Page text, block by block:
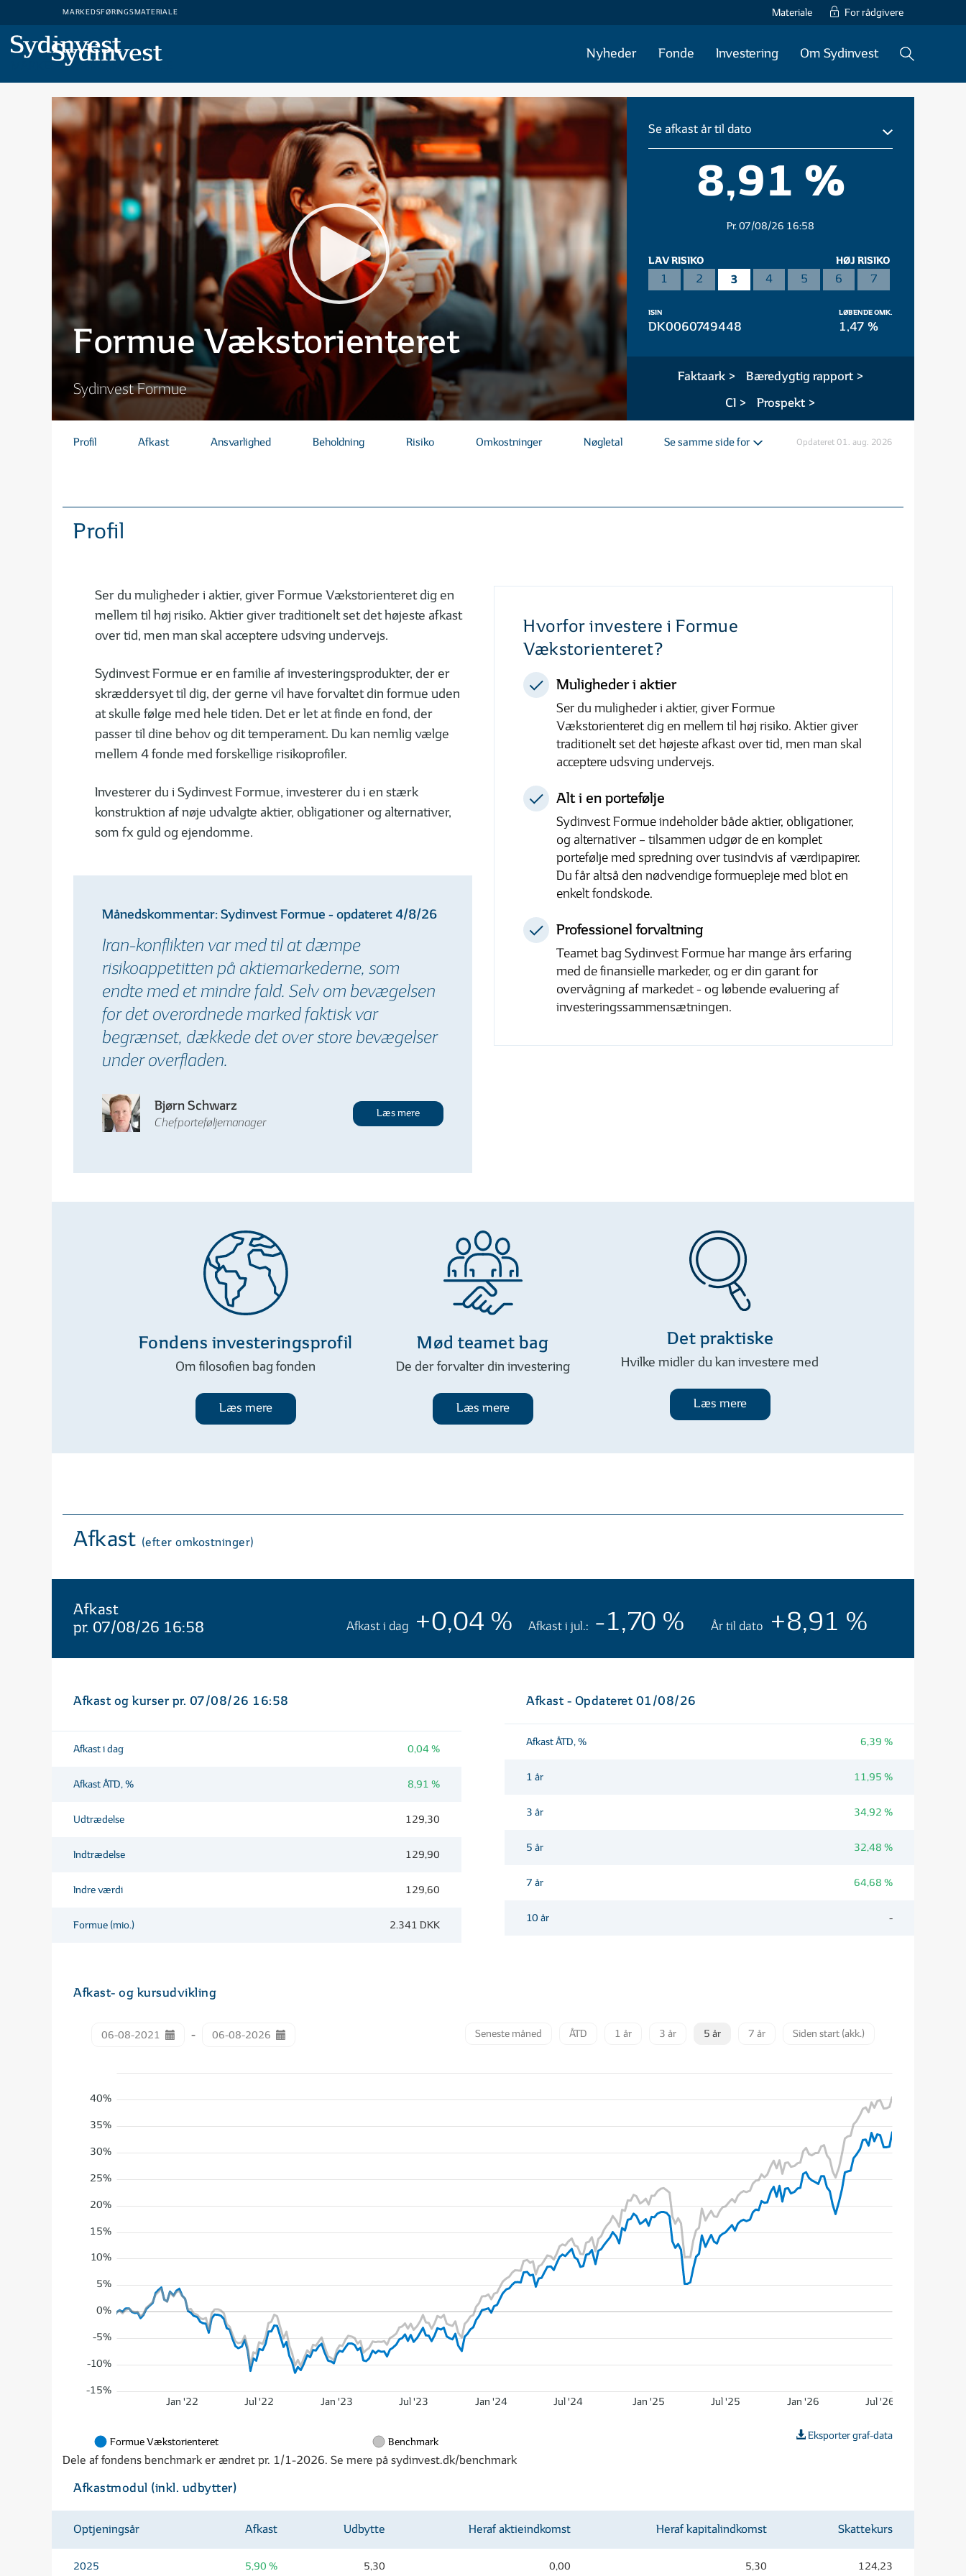
MARKEDSFØRINGSMATERIALE Materiale For rådgivere
MARKEDSFØRINGSMATERIALE
Nyheder Fonde Investering Om Sydinvest
Formue Vækstorienteret
Sydinvest Formue
Se afkast år til dato
8,91 %
Pr. 07/08/26 16:58
LAV RISIKO HØJ RISIKO
1 2 3 4 5 6 7
ISIN
DK0060749448
LØBENDE OMK.
1,47 %
Faktaark >
Bæredygtig rapport >
CI >
Prospekt >
Profil Afkast Ansvarlighed Beholdning Risiko Omkostninger Nøgletal Se samme side for Opdateret 01. aug. 2026
Profil
Ser du muligheder i aktier, giver Formue Vækstorienteret dig en
mellem til høj risiko. Aktier giver traditionelt set det højeste afkast
over tid, men man skal acceptere udsving undervejs.
Sydinvest Formue er en familie af investeringsprodukter, der er
skræddersyet til dig, der gerne vil have forvaltet din formue uden
at skulle følge med hele tiden. Det er let at finde en fond, der
passer til dine behov og dit temperament. Du kan nemlig vælge
mellem 4 fonde med forskellige risikoprofiler.
Investerer du i Sydinvest Formue, investerer du i en stærk
konstruktion af nøje udvalgte aktier, obligationer og alternativer,
som fx guld og ejendomme.
Månedskommentar: Sydinvest Formue - opdateret 4/8/26
Iran-konflikten var med til at dæmpe
risikoappetitten på aktiemarkederne, som
endte med et mindre fald. Selv om bevægelsen
for det overordnede marked faktisk var
begrænset, dækkede det over store bevægelser
under overfladen.
Bjørn Schwarz
Chefporteføljemanager
Læs mere
Hvorfor investere i Formue
Vækstorienteret?
Muligheder i aktier
Ser du muligheder i aktier, giver Formue
Vækstorienteret dig en mellem til høj risiko. Aktier giver
traditionelt set det højeste afkast over tid, men man skal
acceptere udsving undervejs.
Alt i en portefølje
Sydinvest Formue indeholder både aktier, obligationer,
og alternativer – tilsammen udgør de en komplet
portefølje med spredning over tusindvis af værdipapirer.
Du får altså den nødvendige formuepleje med blot en
enkelt fondskode.
Professionel forvaltning
Teamet bag Sydinvest Formue har mange års erfaring
med de finansielle markeder, og er din garant for
overvågning af markedet - og løbende evaluering af
investeringssammensætningen.
Fondens investeringsprofil
Om filosofien bag fonden
Læs mere
Mød teamet bag
De der forvalter din investering
Læs mere
Det praktiske
Hvilke midler du kan investere med
Læs mere
Afkast (efter omkostninger)
Afkast
pr. 07/08/26 16:58
Afkast i dag +0,04 % Afkast i jul.: -1,70 % År til dato +8,91 %
Afkast og kurser pr. 07/08/26 16:58
Afkast i dag 0,04 %
Afkast ÅTD, % 8,91 %
Udtrædelse 129,30
Indtrædelse 129,90
Indre værdi 129,60
Formue (mio.) 2.341 DKK
Afkast - Opdateret 01/08/26
Afkast ÅTD, % 6,39 %
1 år 11,95 %
3 år 34,92 %
5 år 32,48 %
7 år 64,68 %
10 år -
Afkast- og kursudvikling
-
Jan '22 Jul '22 Jan '23 Jul '23 Jan '24 Jul '24 Jan '25 Jul '25 Jan '26 Jul '26
-15%
-10%
-5%
0%
5%
10%
15%
20%
25%
30%
35%
40%
Formue Vækstorienteret Benchmark
Eksporter graf-data
Dele af fondens benchmark er ændret pr. 1/1-2026. Se mere på sydinvest.dk/benchmark
Afkastmodul (inkl. udbytter)
Optjeningsår Afkast Udbytte Heraf aktieindkomst Heraf kapitalindkomst Skattekurs
2025 5,90 % 5,30 0,00 5,30 124,23